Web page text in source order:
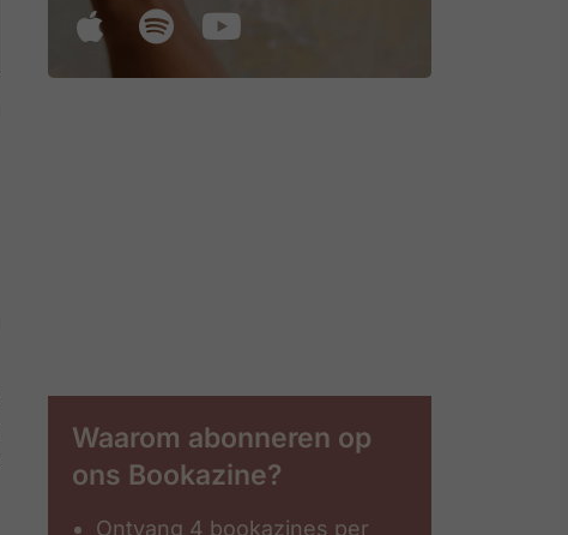
Waarom abonneren op
ons Bookazine?
Ontvang 4 bookazines per